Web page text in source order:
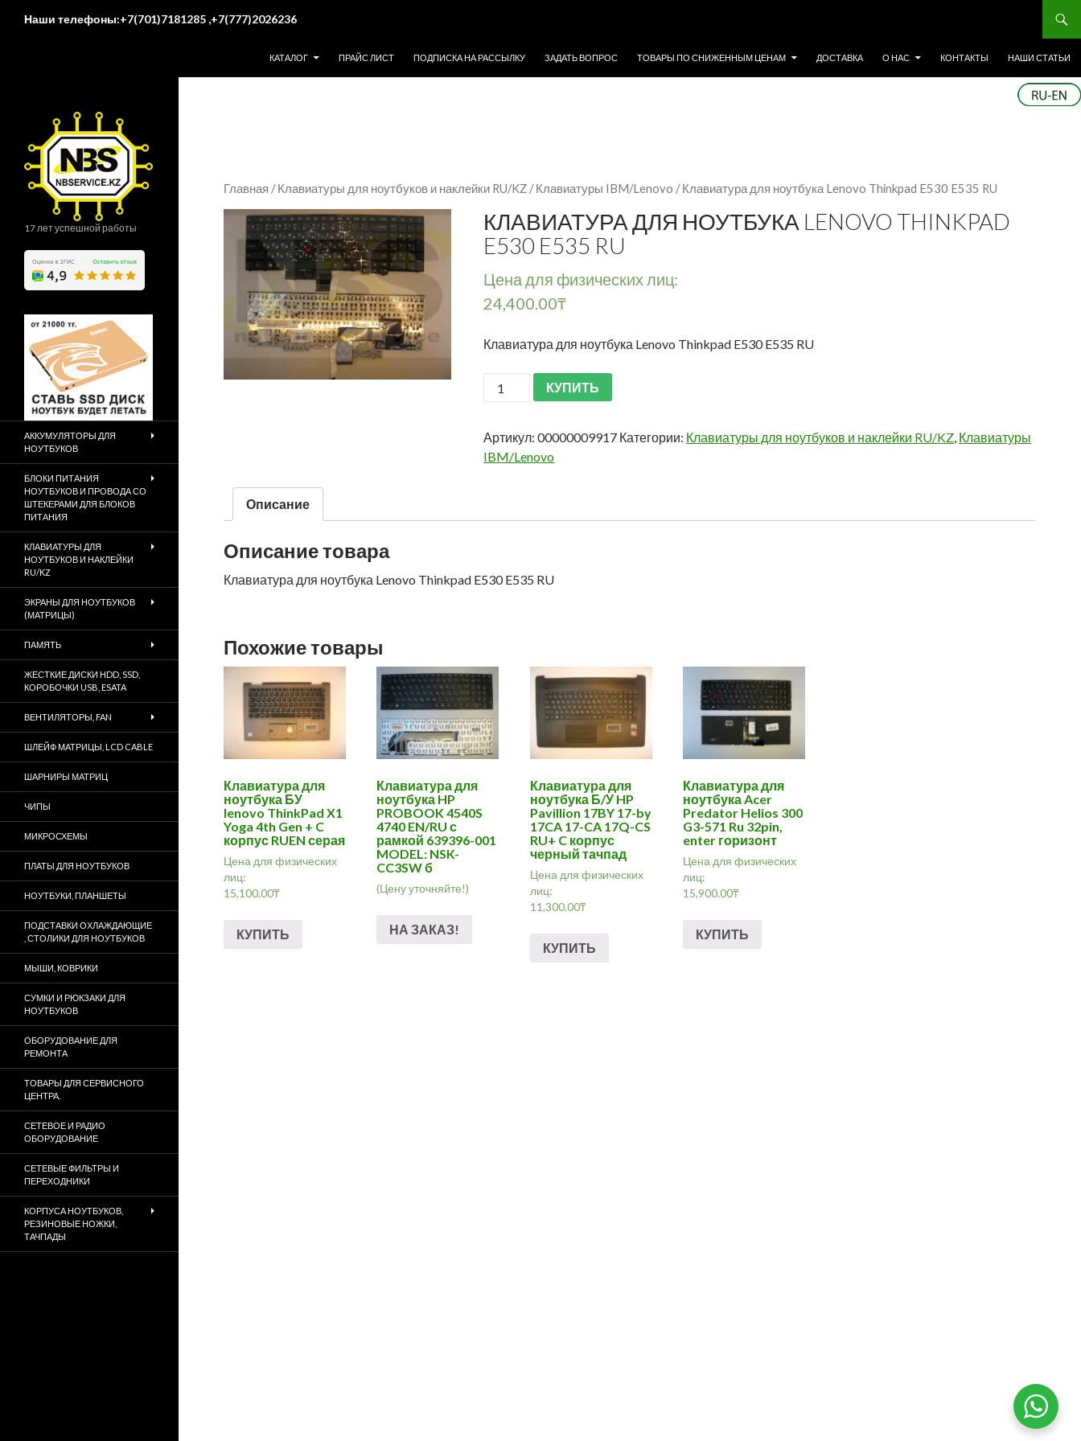
Наши телефоны:+7(701)7181285 ,+7(777)2026236
КАТАЛОГ
ПРАЙС ЛИСТ ПОДПИСКА НА РАССЫЛКУ ЗАДАТЬ ВОПРОС ТОВАРЫ ПО СНИЖЕННЫМ ЦЕНАМ ДОСТАВКА О НАС КОНТАКТЫ НАШИ СТАТЬИ
Главная /Клавиатуры для ноутбуков и наклейки RU/KZ /Клавиатуры IBM/Lenovo / Клавиатура для ноутбука Lenovo Thinkpad E530 E535 RU
КЛАВИАТУРА ДЛЯ НОУТБУКА LENOVO THINKPAD
E530 E535 RU
Цена для физических лиц:
24,400.00₸
Клавиатура для ноутбука Lenovo Thinkpad E530 E535 RU
КУПИТЬ
Артикул:00000009917 Категории: Клавиатуры для ноутбуков и наклейки RU/KZ Клавиатуры
IBM/Lenovo
Описание
Описание товара
Клавиатура для ноутбука Lenovo Thinkpad E530 E535 RU
Похожие товары
Клавиатура для
ноутбука БУ
lenovo ThinkPad X1
Yoga 4th Gen + C
корпус RUEN серая
Цена для физических
лиц:
15,100.00₸
КУПИТЬ
Клавиатура для
ноутбука HP
PROBOOK 4540S
4740 EN/RU с
рамкой 639396-001
MODEL: NSK-
CC3SW б
(Цену уточняйте!)
НА ЗАКАЗ!
Клавиатура для
ноутбука Б/У HP
Pavillion 17BY 17-by
17CA 17-CA 17Q-CS
RU+ C корпус
черный тачпад
Цена для физических
лиц:
11,300.00₸
КУПИТЬ
Клавиатура для
ноутбука Acer
Predator Helios 300
G3-571 Ru 32pin,
enter горизонт
Цена для физических
лиц:
15,900.00₸
КУПИТЬ
17 лет успешной работы
АККУМУЛЯТОРЫ ДЛЯ
НОУТБУКОВ
БЛОКИ ПИТАНИЯ
НОУТБУКОВ И ПРОВОДА СО
ШТЕКЕРАМИ ДЛЯ БЛОКОВ
ПИТАНИЯ
КЛАВИАТУРЫ ДЛЯ
НОУТБУКОВ И НАКЛЕЙКИ
RU/KZ
ЭКРАНЫ ДЛЯ НОУТБУКОВ
(МАТРИЦЫ)
ПАМЯТЬ
ЖЕСТКИЕ ДИСКИ HDD, SSD,
КОРОБОЧКИ USB, ESATA
ВЕНТИЛЯТОРЫ, FAN
ШЛЕЙФ МАТРИЦЫ, LCD CABLE
ШАРНИРЫ МАТРИЦ
ЧИПЫ
МИКРОСХЕМЫ
ПЛАТЫ ДЛЯ НОУТБУКОВ
НОУТБУКИ, ПЛАНШЕТЫ
ПОДСТАВКИ ОХЛАЖДАЮЩИЕ
, СТОЛИКИ ДЛЯ НОУТБУКОВ
МЫШИ, КОВРИКИ
СУМКИ И РЮКЗАКИ ДЛЯ
НОУТБУКОВ
ОБОРУДОВАНИЕ ДЛЯ
РЕМОНТА
ТОВАРЫ ДЛЯ СЕРВИСНОГО
ЦЕНТРА.
СЕТЕВОЕ И РАДИО
ОБОРУДОВАНИЕ
СЕТЕВЫЕ ФИЛЬТРЫ И
ПЕРЕХОДНИКИ
КОРПУСА НОУТБУКОВ,
РЕЗИНОВЫЕ НОЖКИ,
ТАЧПАДЫ